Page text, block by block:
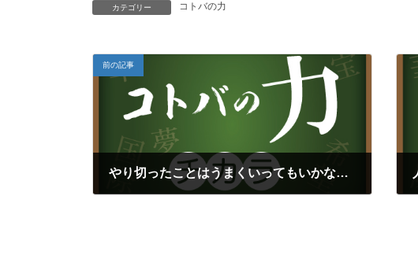
カテゴリー コトバの力
前の記事
やり切ったことはうまくいってもいかなくても必ず意味がある（福島正伸）